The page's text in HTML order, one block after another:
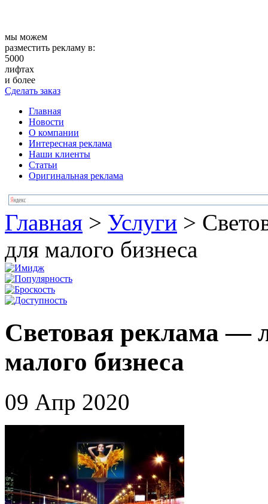
мы можем
разместить рекламу в:
5000
лифтах
и более
Сделать заказ
Главная
Новости
О компании
Интересная реклама
Наши клиенты
Статьи
Оригинальная реклама
Главная > Услуги >
для малого бизнеса
Световая реклама —
малого бизнеса
09 Апр 2020